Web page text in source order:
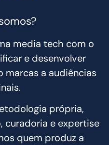
media tech com o
e desenvolver
a audiências
própria,
curadoria e expertise
quem produz a